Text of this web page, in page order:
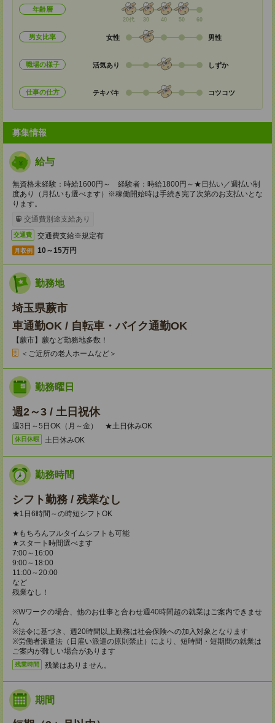
年齢層
20代 30 40 50 60
男女比率 女性 男性
職場の様子 活気あり しずか
仕事の仕方 テキパキ コツコツ
募集情報
給与
無資格未経験：時給1600円～ 経験者：時給1800円～★日払い／週払い制
度あり（月払いも選べます）※稼働開始時は手続き完了次第のお支払いとな
ります。
交通費別途支給あり
交通費 交通費支給※規定有
月収例 10～15万円
勤務地
埼玉県蕨市
車通勤OK / 自転車・バイク通勤OK
【蕨市】蕨など勤務地多数！
＜ご近所の老人ホームなど＞
勤務曜日
週2～3 / 土日祝休
週3日～5日OK（月～金） ★土日休みOK
休日休暇 土日休みOK
勤務時間
シフト勤務 / 残業なし
★1日6時間～の時短シフトOK
★もちろんフルタイムシフトも可能
★スタート時間選べます
7:00～16:00
9:00～18:00
11:00～20:00
など
残業なし！
※Wワークの場合、他のお仕事と合わせ週40時間超の就業はご案内できませ
ん
※法令に基づき、週20時間以上勤務は社会保険への加入対象となります
※労働者派遣法（日雇い派遣の原則禁止）により、短時間・短期間の就業は
ご案内が難しい場合があります
残業時間 残業はありません。
期間